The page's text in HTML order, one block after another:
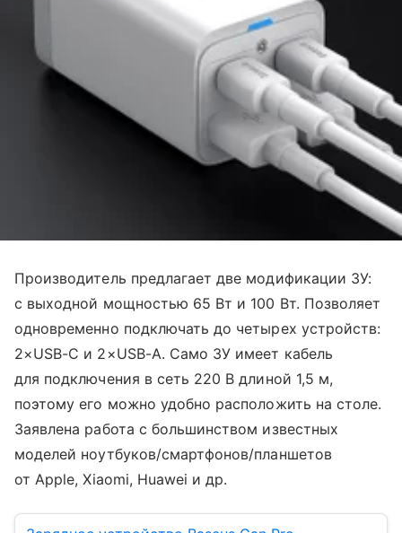
Производитель предлагает две модификации ЗУ:
с выходной мощностью 65 Вт и 100 Вт. Позволяет
одновременно подключать до четырех устройств:
2×USB-C и 2×USB-A. Само ЗУ имеет кабель
для подключения в сеть 220 В длиной 1,5 м,
поэтому его можно удобно расположить на столе.
Заявлена работа с большинством известных
моделей ноутбуков/смартфонов/планшетов
от Apple, Xiaomi, Huawei и др.